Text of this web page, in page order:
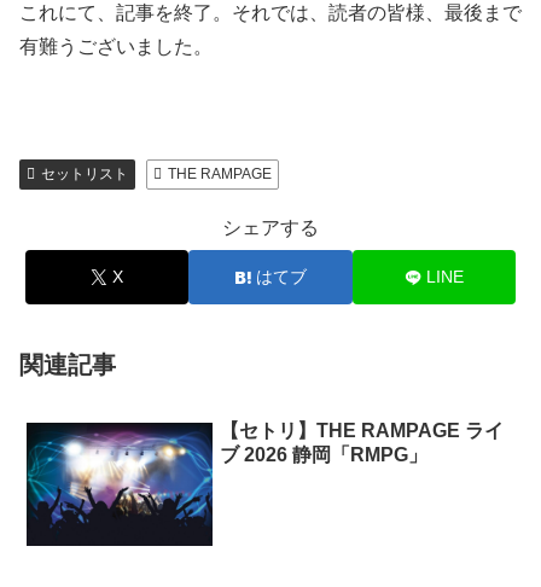
これにて、記事を終了。それでは、読者の皆様、最後まで
有難うございました。
セットリスト THE RAMPAGE
シェアする
X はてブ LINE
関連記事
【セトリ】THE RAMPAGE ライ
ブ 2026 静岡「RMPG」